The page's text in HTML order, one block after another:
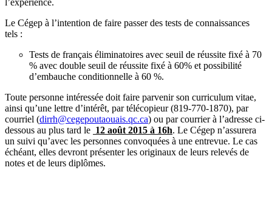
l’expérience.
Le Cégep à l’intention de faire passer des tests de connaissances
tels :
Tests de français éliminatoires avec seuil de réussite fixé à 70
% avec double seuil de réussite fixé à 60% et possibilité
d’embauche conditionnelle à 60 %.
Toute personne intéressée doit faire parvenir son curriculum vitae,
ainsi qu’une lettre d’intérêt, par télécopieur (819-770-1870), par
courriel (dirrh@cegepoutaouais.qc.ca) ou par courrier à l’adresse ci-
dessous au plus tard le 12 août 2015 à 16h. Le Cégep n’assurera
un suivi qu’avec les personnes convoquées à une entrevue. Le cas
échéant, elles devront présenter les originaux de leurs relevés de
notes et de leurs diplômes.